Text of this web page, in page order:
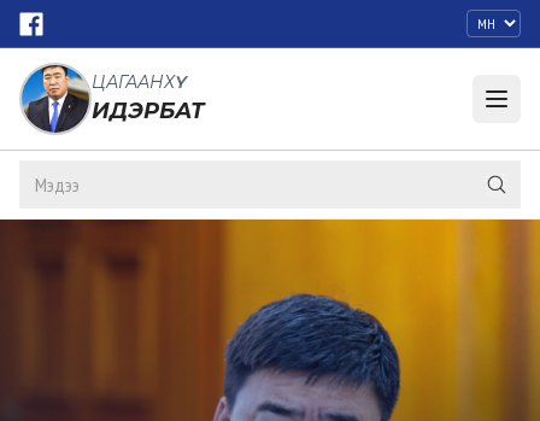
ЦАГААНХҮҮ
ИДЭРБАТ